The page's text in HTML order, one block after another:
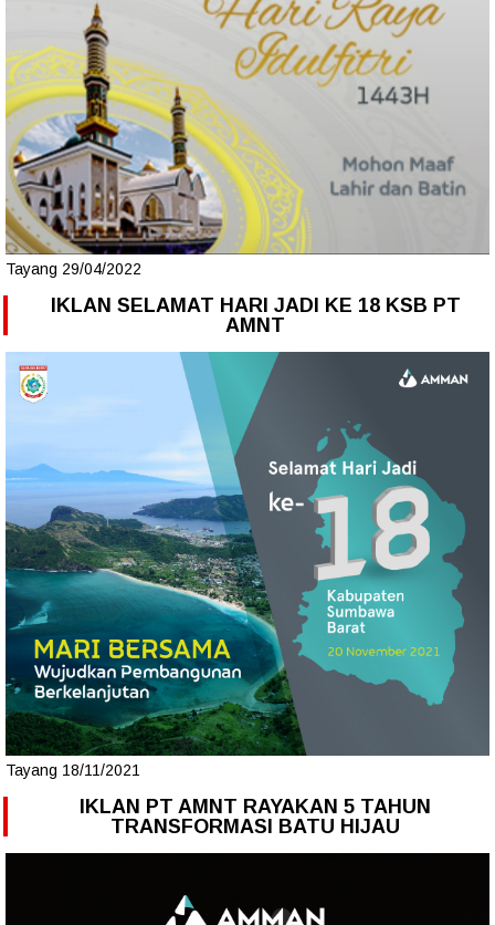
Tayang 29/04/2022
IKLAN SELAMAT HARI JADI KE 18 KSB PT
AMNT
Tayang 18/11/2021
IKLAN PT AMNT RAYAKAN 5 TAHUN
TRANSFORMASI BATU HIJAU